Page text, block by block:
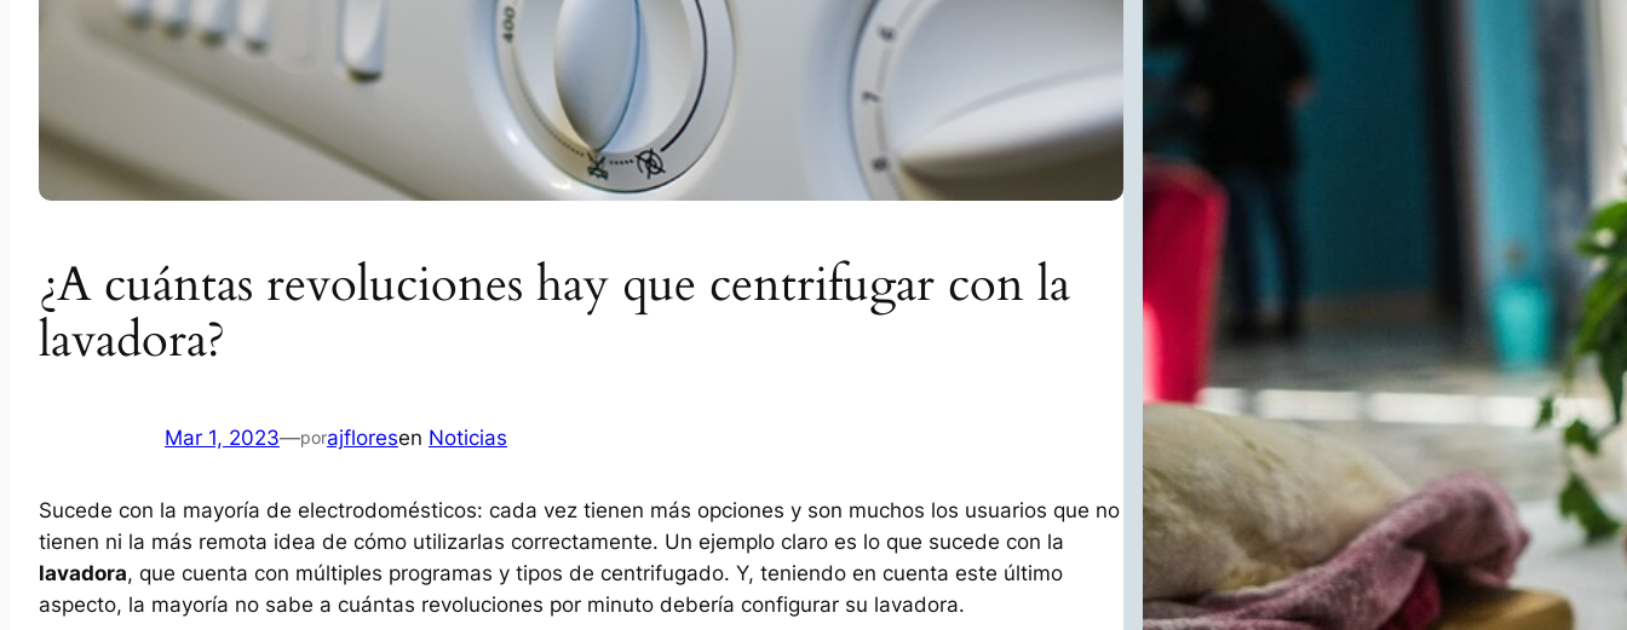
¿A cuántas revoluciones hay que centrifugar con la
lavadora?
Mar 1, 2023—porajfloresen Noticias
Sucede con la mayoría de electrodomésticos: cada vez tienen más opciones y son muchos los usuarios que no
tienen ni la más remota idea de cómo utilizarlas correctamente. Un ejemplo claro es lo que sucede con la
lavadora, que cuenta con múltiples programas y tipos de centrifugado. Y, teniendo en cuenta este último
aspecto, la mayoría no sabe a cuántas revoluciones por minuto debería configurar su lavadora.